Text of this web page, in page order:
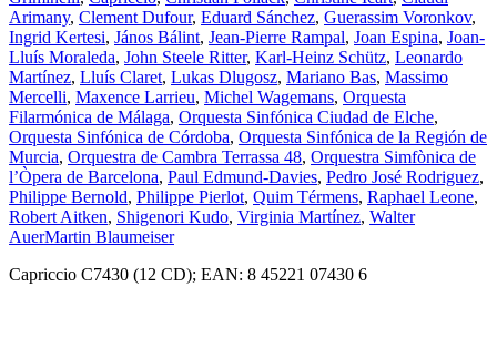
Arimany, Clement Dufour, Eduard Sánchez, Guerassim Voronkov,
Ingrid Kertesi, János Bálint, Jean-Pierre Rampal, Joan Espina, Joan-
Lluís Moraleda, John Steele Ritter, Karl-Heinz Schütz, Leonardo
Martínez, Lluís Claret, Lukas Dlugosz, Mariano Bas, Massimo
Mercelli, Maxence Larrieu, Michel Wagemans, Orquesta
Filarmónica de Málaga, Orquesta Sinfónica Ciudad de Elche,
Orquesta Sinfónica de Córdoba, Orquesta Sinfónica de la Región de
Murcia, Orquestra de Cambra Terrassa 48, Orquestra Simfònica de
l’Òpera de Barcelona, Paul Edmund-Davies, Pedro José Rodriguez,
Philippe Bernold, Philippe Pierlot, Quim Térmens, Raphael Leone,
Robert Aitken, Shigenori Kudo, Virginia Martínez, Walter
AuerMartin Blaumeiser
Capriccio C7430 (12 CD); EAN: 8 45221 07430 6